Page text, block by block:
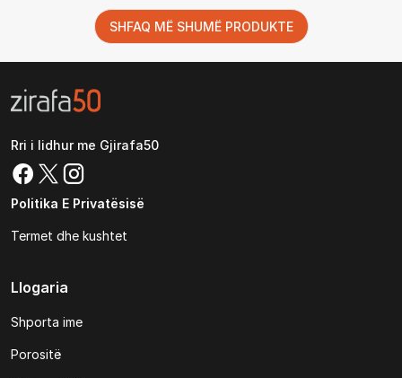
SHFAQ MË SHUMË PRODUKTE
Rri i lidhur me Gjirafa50
Politika E Privatësisë
Termet dhe kushtet
Llogaria
Shporta ime
Porositë